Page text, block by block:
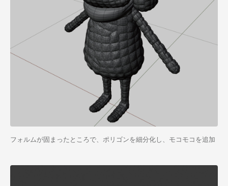
フォルムが固まったところで、ポリゴンを細分化し、モコモコを追加